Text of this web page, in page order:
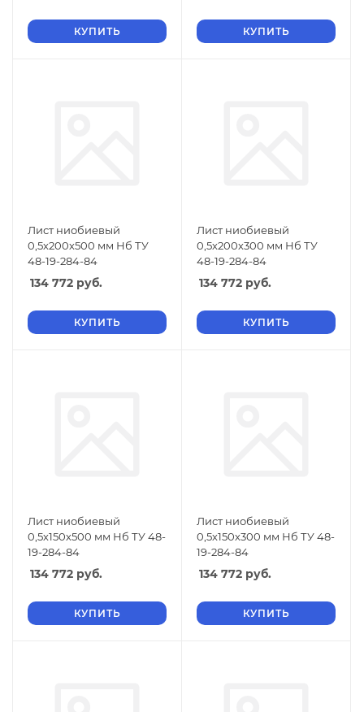
КУПИТЬ КУПИТЬ
Лист ниобиевый
0,5х200х500 мм Нб ТУ
48-19-284-84
134 772 руб.
КУПИТЬ
Лист ниобиевый
0,5х200х300 мм Нб ТУ
48-19-284-84
134 772 руб.
КУПИТЬ
Лист ниобиевый
0,5х150х500 мм Нб ТУ 48-
19-284-84
134 772 руб.
КУПИТЬ
Лист ниобиевый
0,5х150х300 мм Нб ТУ 48-
19-284-84
134 772 руб.
КУПИТЬ